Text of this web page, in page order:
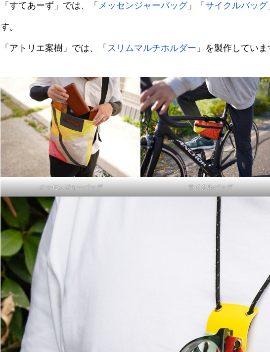
「すてあーず」では、「 メッセンジャーバッグ」「 サイクルバッグ
す。
「アトリエ案樹」では、「 スリムマルチホルダー 」を製作していま
メッセンジャーバッグ サイクルバッグ